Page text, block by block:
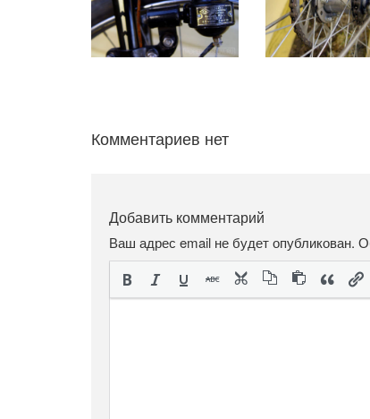
Комментариев нет
Добавить комментарий
Ваш адрес email не будет опубликован.